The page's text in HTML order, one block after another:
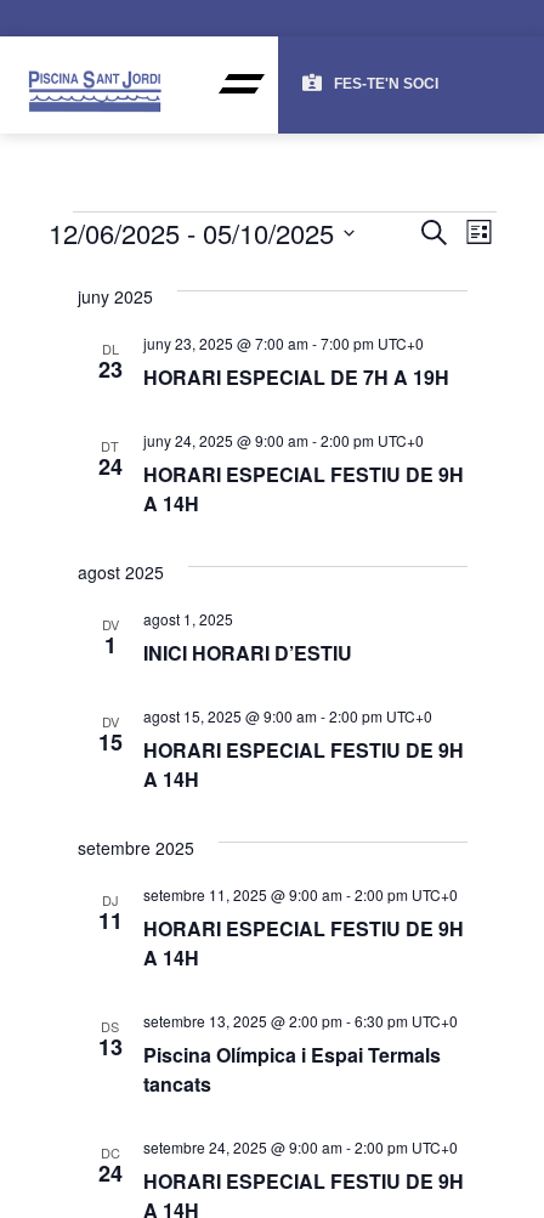
FES-TE'N SOCI
CERCA
LLISTA
12/06/2025 - 05/10/2025
unajuny 2025
DL
23 HORARI ESPECIAL DE 7H A 19H
juny 23, 2025 @ 7:00 am-7:00 pm UTC+0
DT
24
HORARI ESPECIAL FESTIU DE 9H
A 14H
juny 24, 2025 @ 9:00 am-2:00 pm UTC+0
agost 2025
DV
1 INICI HORARI D’ESTIU
agost 1, 2025
DV
15
HORARI ESPECIAL FESTIU DE 9H
A 14H
agost 15, 2025 @ 9:00 am-2:00 pm UTC+0
setembre 2025
DJ
11
HORARI ESPECIAL FESTIU DE 9H
A 14H
setembre 11, 2025 @ 9:00 am-2:00 pm UTC+0
DS
13
Piscina Olímpica i Espai Termals
tancats
setembre 13, 2025 @ 2:00 pm-6:30 pm UTC+0
DC
24
HORARI ESPECIAL FESTIU DE 9H
A 14H
setembre 24, 2025 @ 9:00 am-2:00 pm UTC+0